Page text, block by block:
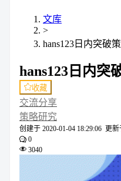
文库
>
hans123日内突破
hans123日内突
收藏
交流分享
策略研究
创建于 2020-01-04 18:29:06 更新
0
3040